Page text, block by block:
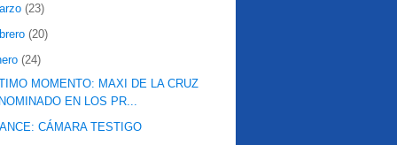
(23)
(20)
(24)
MOMENTO: MAXI DE LA CRUZ
EN LOS PR...
CÁMARA TESTIGO